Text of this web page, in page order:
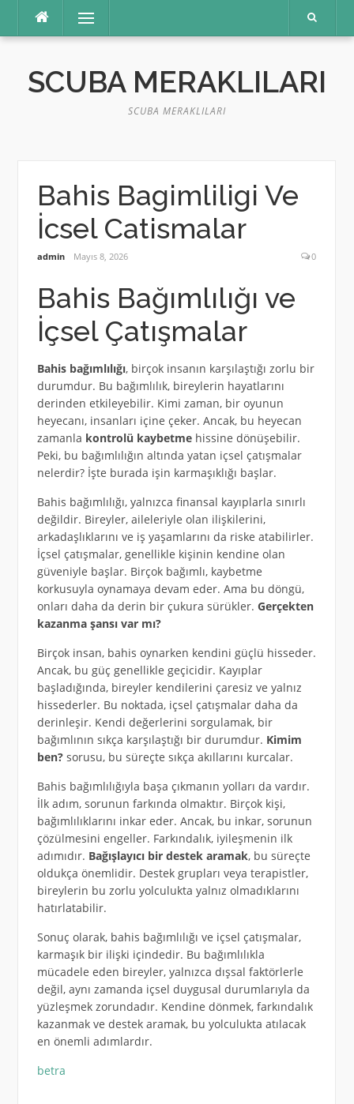
Menü
SCUBA MERAKLILARI
SCUBA MERAKLILARI
Bahis Bagimliligi Ve
İcsel Catismalar
admin Mayıs 8, 2026 0
Bahis Bağımlılığı ve
İçsel Çatışmalar
Bahis bağımlılığı, birçok insanın karşılaştığı zorlu bir
durumdur. Bu bağımlılık, bireylerin hayatlarını
derinden etkileyebilir. Kimi zaman, bir oyunun
heyecanı, insanları içine çeker. Ancak, bu heyecan
zamanla kontrolü kaybetmehissine dönüşebilir.
Peki, bu bağımlılığın altında yatan içsel çatışmalar
nelerdir? İşte burada işin karmaşıklığı başlar.
Bahis bağımlılığı, yalnızca finansal kayıplarla sınırlı
değildir. Bireyler, aileleriyle olan ilişkilerini,
arkadaşlıklarını ve iş yaşamlarını da riske atabilirler.
İçsel çatışmalar, genellikle kişinin kendine olan
güveniyle başlar. Birçok bağımlı, kaybetme
korkusuyla oynamaya devam eder. Ama bu döngü,
onları daha da derin bir çukura sürükler. Gerçekten
kazanma şansı var mı?
Birçok insan, bahis oynarken kendini güçlü hisseder.
Ancak, bu güç genellikle geçicidir. Kayıplar
başladığında, bireyler kendilerini çaresiz ve yalnız
hissederler. Bu noktada, içsel çatışmalar daha da
derinleşir. Kendi değerlerini sorgulamak, bir
bağımlının sıkça karşılaştığı bir durumdur. Kimim
ben?sorusu, bu süreçte sıkça akıllarını kurcalar.
Bahis bağımlılığıyla başa çıkmanın yolları da vardır.
İlk adım, sorunun farkında olmaktır. Birçok kişi,
bağımlılıklarını inkar eder. Ancak, bu inkar, sorunun
çözülmesini engeller. Farkındalık, iyileşmenin ilk
adımıdır. Bağışlayıcı bir destek aramak, bu süreçte
oldukça önemlidir. Destek grupları veya terapistler,
bireylerin bu zorlu yolculukta yalnız olmadıklarını
hatırlatabilir.
Sonuç olarak, bahis bağımlılığı ve içsel çatışmalar,
karmaşık bir ilişki içindedir. Bu bağımlılıkla
mücadele eden bireyler, yalnızca dışsal faktörlerle
değil, aynı zamanda içsel duygusal durumlarıyla da
yüzleşmek zorundadır. Kendine dönmek, farkındalık
kazanmak ve destek aramak, bu yolculukta atılacak
en önemli adımlardır.
betra